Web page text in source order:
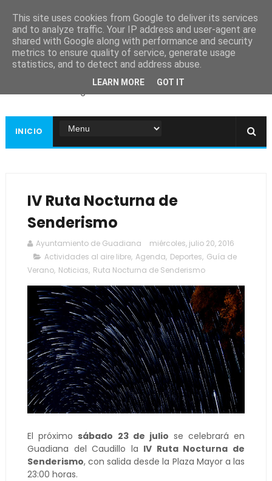
Ayuntamiento de
Guadiana
INICIO
IV Ruta Nocturna de
Senderismo
Ayuntamiento de Guadiana
miércoles, julio 20, 2016
Actividades al aire libre, Agenda, Deportes, Guía de
Verano, Noticias, Ruta Nocturna de Senderismo
El próximo sábado 23 de julio se celebrará en
Guadiana del Caudillo la IV Ruta Nocturna de
Senderismo, con salida desde la Plaza Mayor a las
23:00 horas.
This site uses cookies from Google to deliver its services
and to analyze traffic. Your IP address and user-agent are
shared with Google along with performance and security
metrics to ensure quality of service, generate usage
statistics, and to detect and address abuse.
LEARN MORE GOT IT